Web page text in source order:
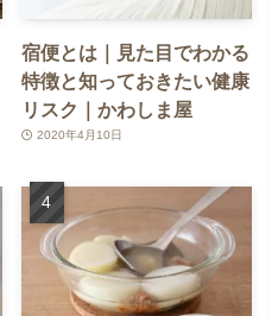
宿便とは｜見た目でわかる
特徴と知っておきたい健康
リスク｜かわしま屋
2020年4月10日